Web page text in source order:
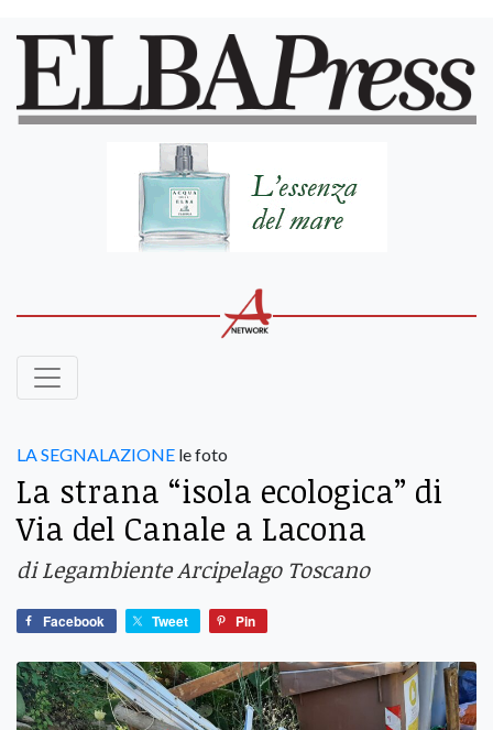
LA SEGNALAZIONE le foto
La strana “isola ecologica” di
Via del Canale a Lacona
di Legambiente Arcipelago Toscano
Facebook Tweet Pin